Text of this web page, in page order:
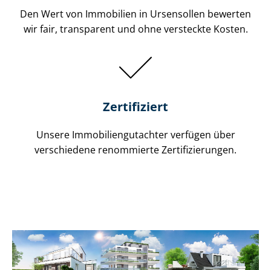
Den Wert von Immobilien in Ursensollen bewerten
wir fair, transparent und ohne versteckte Kosten.
Zertifiziert
Unsere Immobilien­gutachter verfügen über
verschiedene renommierte Zer­ti­fi­zie­run­gen.